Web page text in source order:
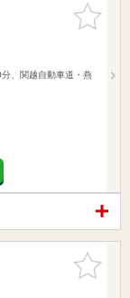
お気に入
りに追加
、関越自動車道・燕
お気に入
りに追加